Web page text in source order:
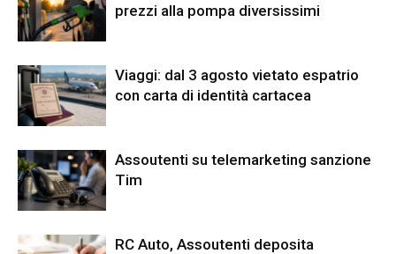
prezzi alla pompa diversissimi
Viaggi: dal 3 agosto vietato espatrio
con carta di identità cartacea
Assoutenti su telemarketing sanzione
Tim
RC Auto, Assoutenti deposita